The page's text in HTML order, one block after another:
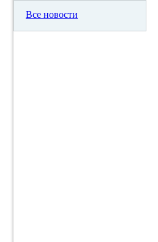
Все новости